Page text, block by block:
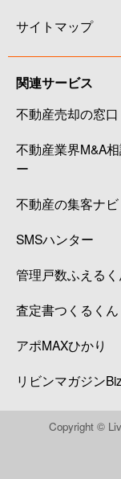
サイトマップ
関連サービス
不動産売却の窓口
不動産業界M&A
ー
不動産の集客ナビ
SMSハンター
管理戸数ふえるく
査定書つくるくん
アポMAXひかり
リビンマガジンBiz
Copyright ©